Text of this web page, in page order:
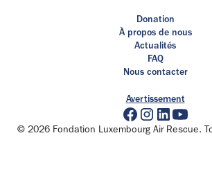
Donation
À propos de nous
Actualités
FAQ
Nous contacter
Avertissement
© 2026 Fondation Luxembourg Air Rescue.